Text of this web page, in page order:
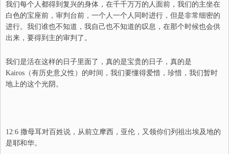
我们每个人都得到复兴的身体，在千千万万的人面前，我们的主坐在
白色的宝座前，审判台前，一个人一个人同时进行，但是非常细密的
进行。我们谁也不知道，我自己也不知道的 叹息，在那个时候也会供
出来，要得到主的审判了。
我们是活在这样的日子里面了，真的是宝贵的日子，真的是
Kairos （有历史意义性）的时间，我们要懂得爱惜，珍惜，我们暂时
地上的这个光阴。
12:6 撒母耳对百姓说，从前立摩西，亚伦，又领你们列祖出埃及地的
是耶和华。